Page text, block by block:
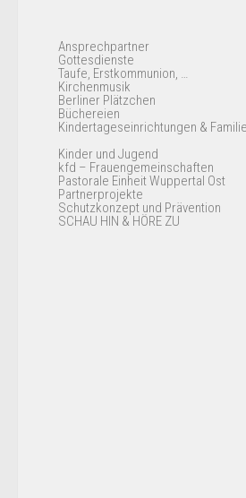
Ansprechpartner
Gottesdienste
Taufe, Erstkommunion, …
Kirchenmusik
Berliner Plätzchen
Büchereien
Kindertageseinrichtungen &
Kinder und Jugend
kfd – Frauengemeinschaften
Pastorale Einheit Wuppertal Ost
Partnerprojekte
Schutzkonzept und Prävention
SCHAU HIN & HÖRE ZU